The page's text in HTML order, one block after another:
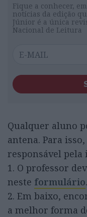
Fique a conhecer,
notícias da edição
Júnior é a única
Nacional de Leitura
Qualquer aluno
antena. Para
responsável pela
1. O professor
neste formulário.
2. Em baixo,
a melhor forma